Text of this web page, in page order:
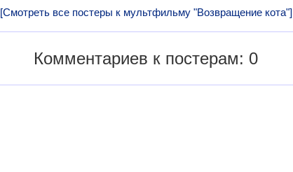
[Смотреть все постеры к мультфильму "Возвращение кота"]
Комментариев к постерам: 0